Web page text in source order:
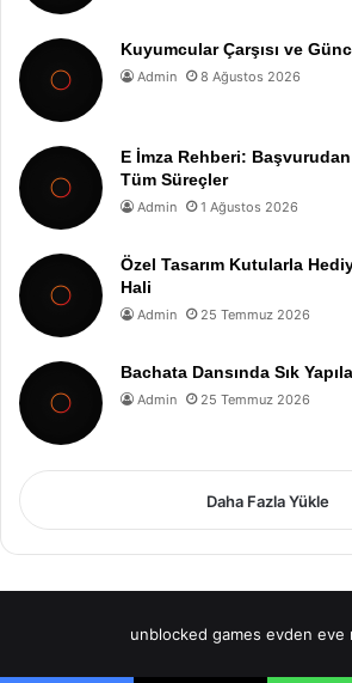
Kuyumcular Çarşısı ve
Admin 8 Ağustos 2026
E İmza Rehberi:
Tüm Süreçler
Admin 1 Ağustos 2026
Özel Tasarım Kutularla
Hali
Admin 25 Temmuz 2026
Bachata Dansında Sık
Admin 25 Temmuz 2026
Daha Fazla Yükle
unblocked games evden eve